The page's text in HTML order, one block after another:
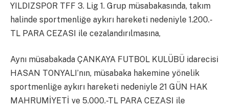
YILDIZSPOR TFF 3. Lig 1. Grup müsabakasında, takım
halinde sportmenliğe aykırı hareketi nedeniyle 1.200.-
TL PARA CEZASI ile cezalandırılmasına,
Aynı müsabakada ÇANKAYA FUTBOL KULÜBÜ idarecisi
HASAN TONYALI’nın, müsabaka hakemine yönelik
sportmenliğe aykırı hareketi nedeniyle 21 GÜN HAK
MAHRUMİYETİ ve 5.000.-TL PARA CEZASI ile